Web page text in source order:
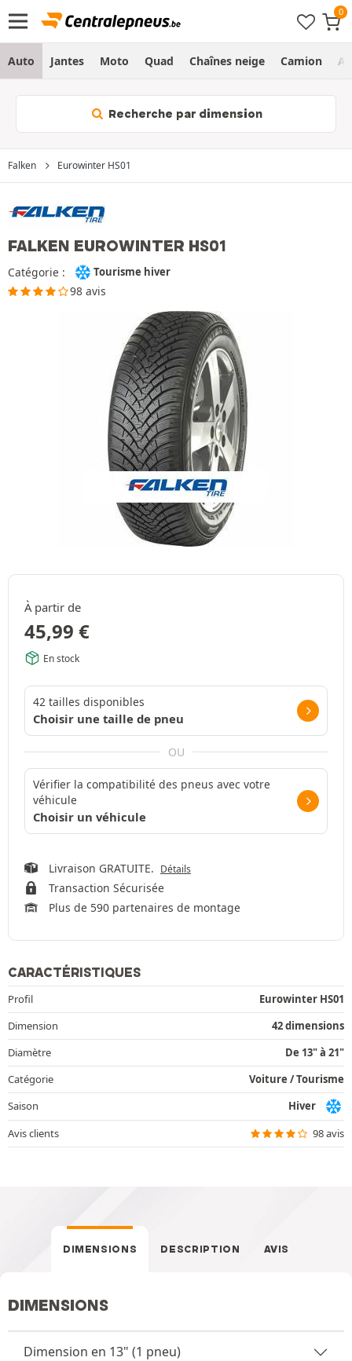
Auto Jantes Moto Quad Chaînes neige Camion
Recherche par dimension
Falken Eurowinter HS01
FALKEN EUROWINTER HS01
Catégorie : Tourisme hiver
98 avis
À partir de
45,99 €
En stock
42 tailles disponibles
Choisir une taille de pneu
OU
Vérifier la compatibilité des pneus avec votre
véhicule
Choisir un véhicule
Livraison GRATUITE. Détails
Transaction Sécurisée
Plus de 590 partenaires de montage
CARACTÉRISTIQUES
Profil
Eurowinter HS01
Dimension
42 dimensions
Diamètre
De 13" à 21"
Catégorie
Voiture / Tourisme
Saison
Hiver
Avis clients
98 avis
DIMENSIONS DESCRIPTION AVIS
DIMENSIONS
Dimension en 13" (1 pneu)